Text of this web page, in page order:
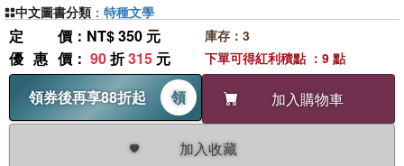
定價 ：NT$ 350 元
優惠價 ： 90折315 元
領券後再享88折起
領 加入購物車
加入收藏
庫存：3
下單可得紅利積點 ：9 點
中文圖書分類 ： 特種文學